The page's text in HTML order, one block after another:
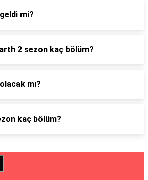
mi?
2 sezon kaç bölüm?
mı?
kaç bölüm?